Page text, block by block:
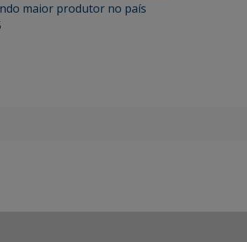
maior produtor no país